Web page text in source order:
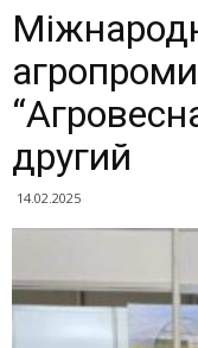
другий
14.02.2025